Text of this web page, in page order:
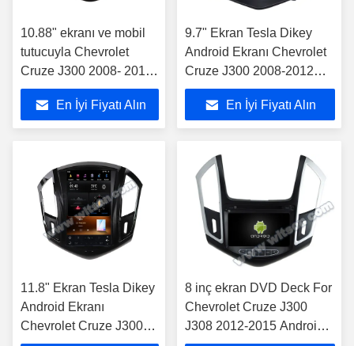
10.88" ekranı ve mobil
tutucuyla Chevrolet
Cruze J300 2008- 2012
Multimedia Stereo
En İyi Fiyatı Alın
9.7" Ekran Tesla Dikey
Android Ekranı Chevrolet
Cruze J300 2008-2012
Araç Multimedia Stereo
En İyi Fiyatı Alın
11.8" Ekran Tesla Dikey
Android Ekranı
Chevrolet Cruze J300
8 inç ekran DVD Deck For
Chevrolet Cruze J300
J308 2012-2015 Android